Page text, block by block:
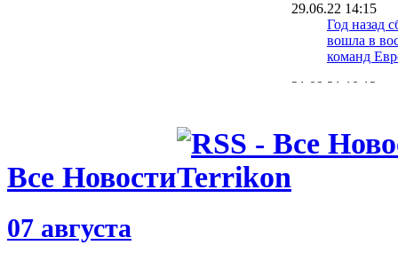
29.06.22 14:15
Год назад
вошла в
команд
21.09.21 10:12
Евро-2020
Все Новости
07 августа